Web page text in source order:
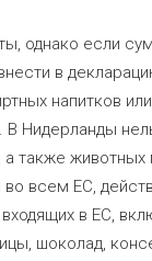
однако если
в
напитков
В Нидерланды
а также
всем ЕС,
в ЕС,
шоколад,